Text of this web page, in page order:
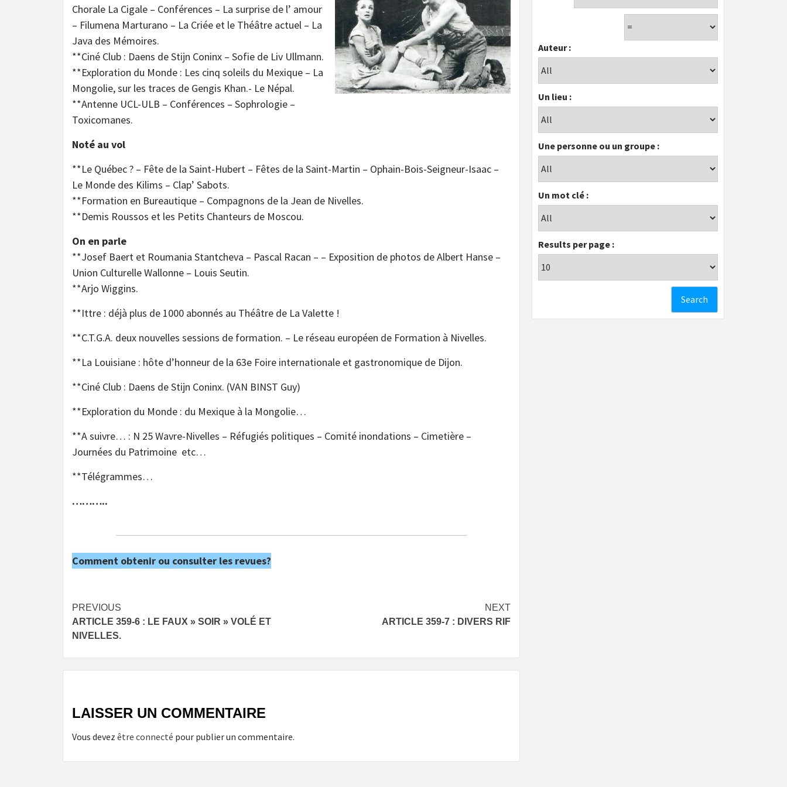
Chorale La Cigale – Conférences – La surprise de l’ amour
– Filumena Marturano – La Criée et le Théâtre actuel – La
Java des Mémoires.
**Ciné Club : Daens de Stijn Coninx – Sofie de Liv Ullmann.
**Exploration du Monde : Les cinq soleils du Mexique – La
Mongolie, sur les traces de Gengis Khan.- Le Népal.
**Antenne UCL-ULB – Conférences – Sophrologie –
Toxicomanes.
Noté au vol
**Le Québec ? – Fête de la Saint-Hubert – Fêtes de la Saint-Martin – Ophain-Bois-Seigneur-Isaac –
Le Monde des Kilims – Clap’ Sabots.
**Formation en Bureautique – Compagnons de la Jean de Nivelles.
**Demis Roussos et les Petits Chanteurs de Moscou.
On en parle
**Josef Baert et Roumania Stantcheva – Pascal Racan – – Exposition de photos de Albert Hanse –
Union Culturelle Wallonne – Louis Seutin.
**Arjo Wiggins.
**Ittre : déjà plus de 1000 abonnés au Théâtre de La Valette !
**C.T.G.A. deux nouvelles sessions de formation. – Le réseau européen de Formation à Nivelles.
**La Louisiane : hôte d’honneur de la 63e Foire internationale et gastronomique de Dijon.
**Ciné Club : Daens de Stijn Coninx. (VAN BINST Guy)
**Exploration du Monde : du Mexique à la Mongolie…
**A suivre… : N 25 Wavre-Nivelles – Réfugiés politiques – Comité inondations – Cimetière –
Journées du Patrimoine etc…
**Télégrammes…
………..
Comment obtenir ou consulter les revues?
Post
navigation
PREVIOUS
ARTICLE 359-6 : LE FAUX » SOIR » VOLÉ ET
NIVELLES.
NEXT
ARTICLE 359-7 : DIVERS RIF
LAISSER UN COMMENTAIRE
Vous devez être connecté pour publier un commentaire.
Auteur :
Un lieu :
Une personne ou un groupe :
Un mot clé :
Results per page :